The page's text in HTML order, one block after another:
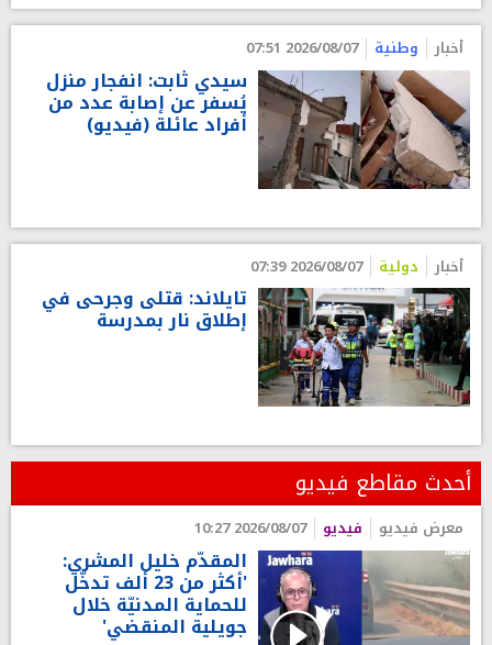
أخبار وطنية 2026/08/07 07:51
سيدي ثابت: انفجار منزل
يُسفر عن إصابة عدد من
أفراد عائلة (فيديو)
أخبار دولية 2026/08/07 07:39
تايلاند: قتلى وجرحى في
إطلاق نار بمدرسة
أحدث مقاطع فيديو
معرض فيديو فيديو 2026/08/07 10:27
المقدّم خليل المشري:
'أكثر من 23 ألف تدخّل
للحماية المدنيّة خلال
جويلية المنقضي'